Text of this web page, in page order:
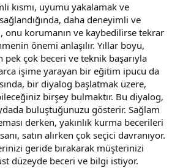
kısmı, uyumu yakalamak ve
daha deneyimli ve
onu korumanın ve kaybedilirse tekrar
önemi anlaşılır. Yıllar boyu,
pek çok beceri ve teknik başarıyla
işime yarayan bir eğitim ipucu da
bir diyalog başlatmak üzere,
birşey bulmaktır. Bu diyalog,
buluştuğunuzu gösterir. Sağlam
derken, yakınlık kurma becerileri
satın alırken çok seçici davranıyor.
geride bırakarak müşterinizi
düzeyde beceri ve bilgi istiyor.